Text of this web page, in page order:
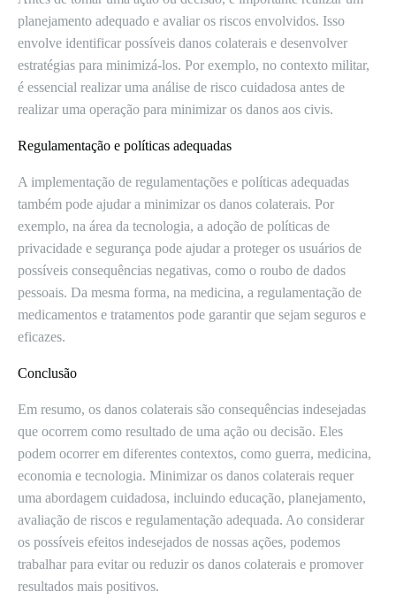
planejamento adequado e avaliar os riscos envolvidos. Isso
envolve identificar possíveis danos colaterais e desenvolver
estratégias para minimizá-los. Por exemplo, no contexto militar,
é essencial realizar uma análise de risco cuidadosa antes de
realizar uma operação para minimizar os danos aos civis.
Regulamentação e políticas adequadas
A implementação de regulamentações e políticas adequadas
também pode ajudar a minimizar os danos colaterais. Por
exemplo, na área da tecnologia, a adoção de políticas de
privacidade e segurança pode ajudar a proteger os usuários de
possíveis consequências negativas, como o roubo de dados
pessoais. Da mesma forma, na medicina, a regulamentação de
medicamentos e tratamentos pode garantir que sejam seguros e
eficazes.
Conclusão
Em resumo, os danos colaterais são consequências indesejadas
que ocorrem como resultado de uma ação ou decisão. Eles
podem ocorrer em diferentes contextos, como guerra, medicina,
economia e tecnologia. Minimizar os danos colaterais requer
uma abordagem cuidadosa, incluindo educação, planejamento,
avaliação de riscos e regulamentação adequada. Ao considerar
os possíveis efeitos indesejados de nossas ações, podemos
trabalhar para evitar ou reduzir os danos colaterais e promover
resultados mais positivos.